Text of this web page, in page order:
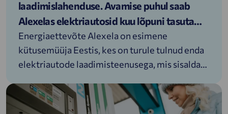
laadimislahenduse. Avamise puhul saab
Alexelas elektriautosid kuu lõpuni tasuta
laadida
Energiaettevõte Alexela on esimene
kütusemüüja Eestis, kes on turule tulnud enda
elektriautode laadimisteenusega, mis sisaldab
laadijaid. Selle olulise sammuga toetab
ettevõte taastuvenergial põhinevate